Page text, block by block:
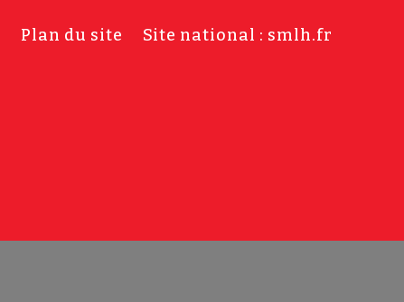
Plan du site Site national : smlh.fr